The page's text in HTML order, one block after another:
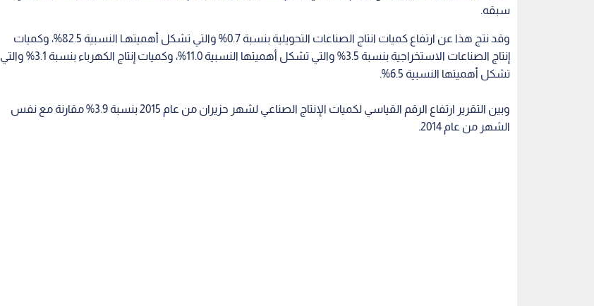
سبقه.
وقد نتج هذا عن ارتفاع كميات انتاج الصناعات التحويلية بنسبة 0.7% والتي تشكل أهميتهـا النسبية 82.5%، وكميات
إنتاج الصناعات الاستخراجية بنسبة 3.5% والتي تشكل أهميتها النسبية 11.0%، وكميات إنتاج الكهرباء بنسبة 3.1% والتي
تشكل أهميتها النسبية 6.5%.
وبين التقرير ارتفاع الرقم القياسي لكميات الإنتاج الصناعي لشهر حزيران من عام 2015 بنسبة 3.9% مقارنة مع نفس
الشهر من عام 2014.